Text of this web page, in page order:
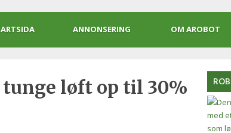
ANNONSERING OM AROBOT
løft op til 30%